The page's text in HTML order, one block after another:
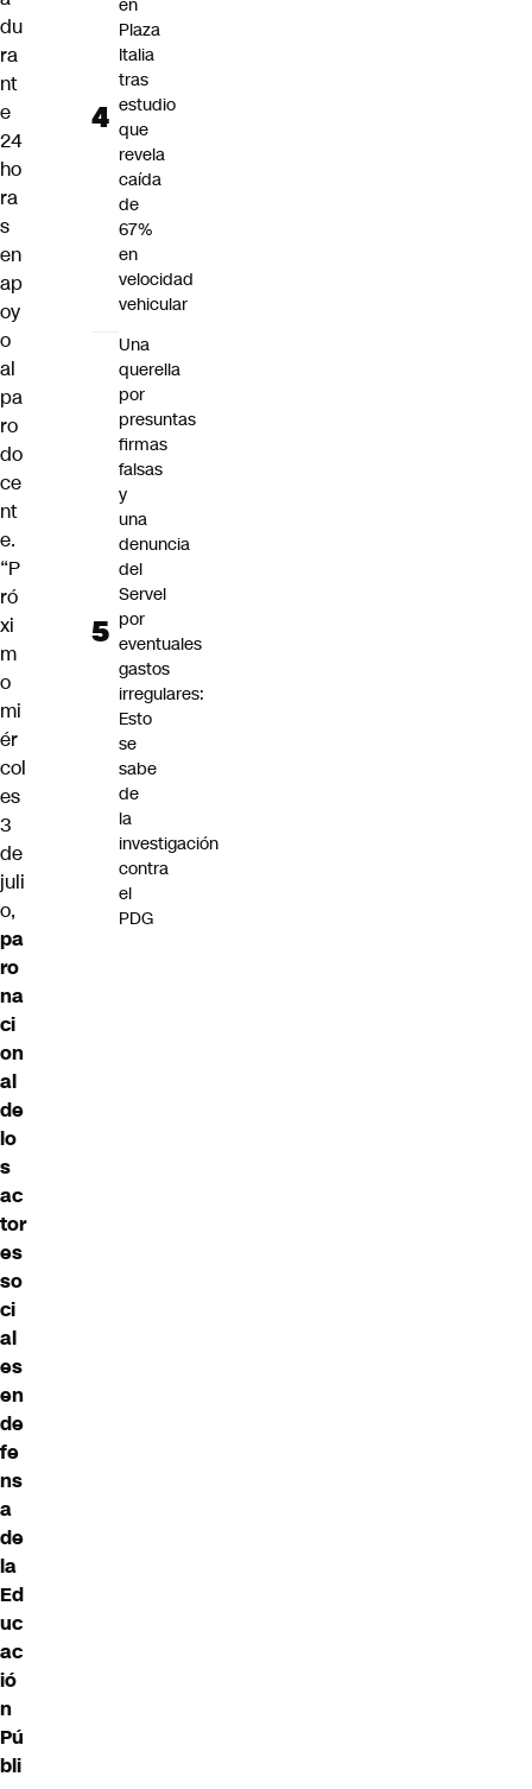
du
ra
nt
e
24
ho
ra
s
en
ap
oy
o
al
pa
ro
do
ce
nt
e.
“P
ró
xi
m
o
mi
ér
col
es
3
de
juli
o,
pa
ro
na
ci
on
al
de
lo
s
ac
tor
es
so
ci
al
es
en
de
fe
ns
a
de
la
Ed
uc
ac
ió
n
Pú
bli
en
Plaza
Italia
tras
estudio
que
revela
caída
de
67%
en
velocidad
vehicular
Una
querella
por
presuntas
firmas
falsas
y
una
denuncia
del
Servel
por
eventuales
gastos
irregulares:
Esto
se
sabe
de
la
investigación
contra
el
PDG